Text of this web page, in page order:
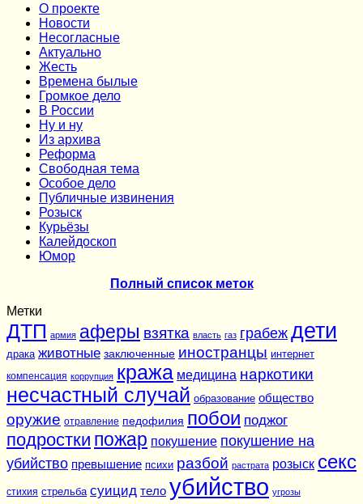
О проекте
Новости
Несогласные
Актуально
Жесть
Времена былые
Громкое дело
В России
Ну и ну
Из архива
Реформа
Cвободная тема
Особое дело
Публичные извинения
Розыск
Курьёзы
Калейдоскоп
Юмор
Полный список меток
Метки
ДТП армия аферы взятка власть газ грабеж дети
драка животные заключенные иностранцы интернет
компенсация коррупция кража медицина наркотики
несчастный случай образование общество
оружие отравление педофилия побои поджог
подростки пожар покушение покушение на
убийство превышение психи разбой растрата розыск секс
стихия стрельба суицид тело убийство угрозы